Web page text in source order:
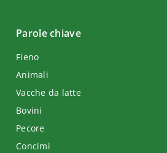
Parole chiave
Fieno
Animali
Vacche da latte
Bovini
Pecore
Concimi